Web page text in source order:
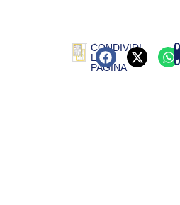
CONDIVIDI
LA
PAGINA